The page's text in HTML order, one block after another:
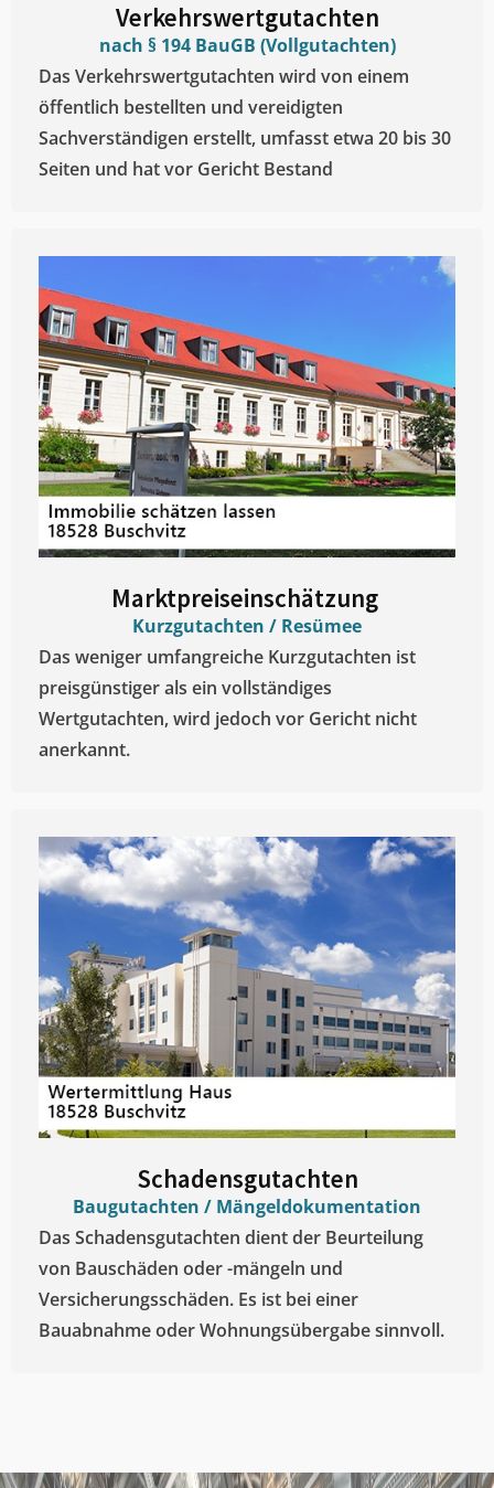
Verkehrswertgutachten
nach § 194 BauGB (Vollgutachten)
Das Verkehrswertgutachten wird von einem
öffentlich bestellten und vereidigten
Sachverständigen erstellt, umfasst etwa 20 bis 30
Seiten und hat vor Gericht Bestand
Marktpreiseinschätzung ​
Kurzgutachten / Resümee
Das weniger umfangreiche Kurzgutachten ist
preisgünstiger als ein vollständiges
Wertgutachten, wird jedoch vor Gericht nicht
anerkannt.
Schadensgutachten
Baugutachten / Mängeldokumentation
Das Schadensgutachten dient der Beurteilung
von Bauschäden oder -mängeln und
Versicherungsschäden. Es ist bei einer
Bauabnahme oder Wohnungsübergabe sinnvoll.